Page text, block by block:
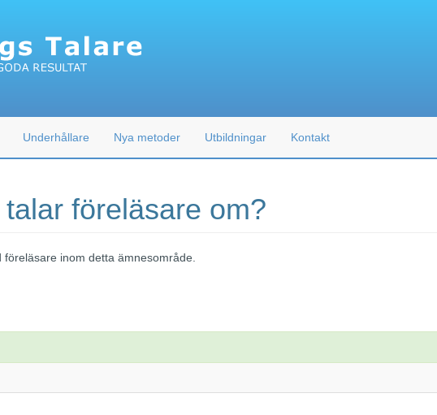
Underhållare Nya metoder Utbildningar Kontakt
föreläsare om?
inom detta ämnesområde.